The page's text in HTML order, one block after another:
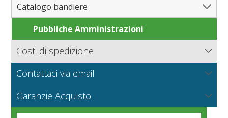
Catalogo bandiere
Bandiere del Mondo
Nord America
Sud America
Regioni e Stati
Regioni italiane
Contee e Province
Province Italiane
Città Italiane
Nautiche e Spiaggia
Pubbliche Amministrazioni
Costi di spedizione
Bandiere.it calcola le spese di spedizione in base al peso
della merce, il tipo di pagamento e la modalità di
VEDI
Contattaci via email
preventivo per grandi quantità o produzioni particolari.
Garanzie Acquisto
Condizioni generali di vendita online
I tessuti per bandiere